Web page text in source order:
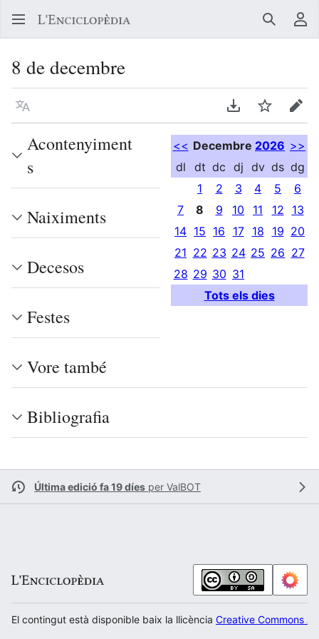
Buscar
8 de decembre
Llegir en un atre idioma Descarregar en
Vigilar
<< Decembre 2026 >>
dl
dt dc dj dv ds dg
1
2 3 4 5
6
7
8 9 10 11 12
13
14 15 16 17 18 19 20
21 22 23 24 25 26 27
28 29 30 31
Tots els dies
Acontenyiment
s
Naiximents
Decesos
Festes
Vore també
Bibliografia
Última edició fa 19 díes per ValBOT
El contingut està disponible baix la llicència Creative Commons